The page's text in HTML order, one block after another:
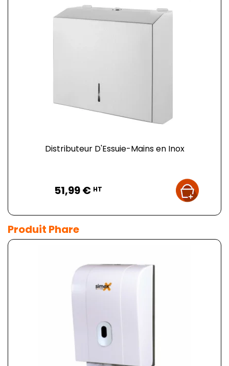
Distributeur D'Essuie-Mains en Inox
51,99 € HT
Produit Phare